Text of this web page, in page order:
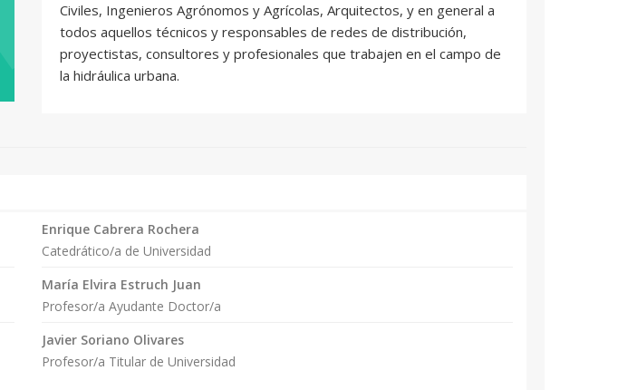
Civiles, Ingenieros Agrónomos y Agrícolas, Arquitectos, y en general a
todos aquellos técnicos y responsables de redes de distribución,
proyectistas, consultores y profesionales que trabajen en el campo de
la hidráulica urbana.
Enrique Cabrera Rochera
Catedrático/a de Universidad
María Elvira Estruch Juan
Profesor/a Ayudante Doctor/a
Javier Soriano Olivares
Profesor/a Titular de Universidad